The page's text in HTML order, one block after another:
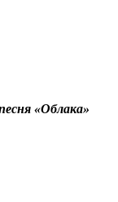
«Облака»